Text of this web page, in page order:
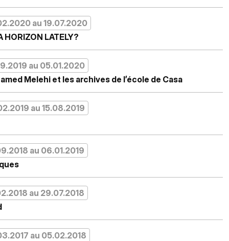
au 19.07.2020
HORIZON LATELY?
au 05.01.2020
Melehi et les archives de l’école de Casa
au 15.08.2019
au 06.01.2019
au 29.07.2018
au 05.02.2018